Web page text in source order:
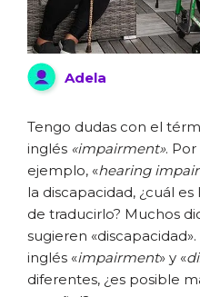
Adela
Tengo dudas con el
inglés «impairment». Por
ejemplo, «hearing
la discapacidad, ¿cuál
de traducirlo? Muchos
sugieren «discapacidad».
inglés «impairment» y «
diferentes, ¿es posible